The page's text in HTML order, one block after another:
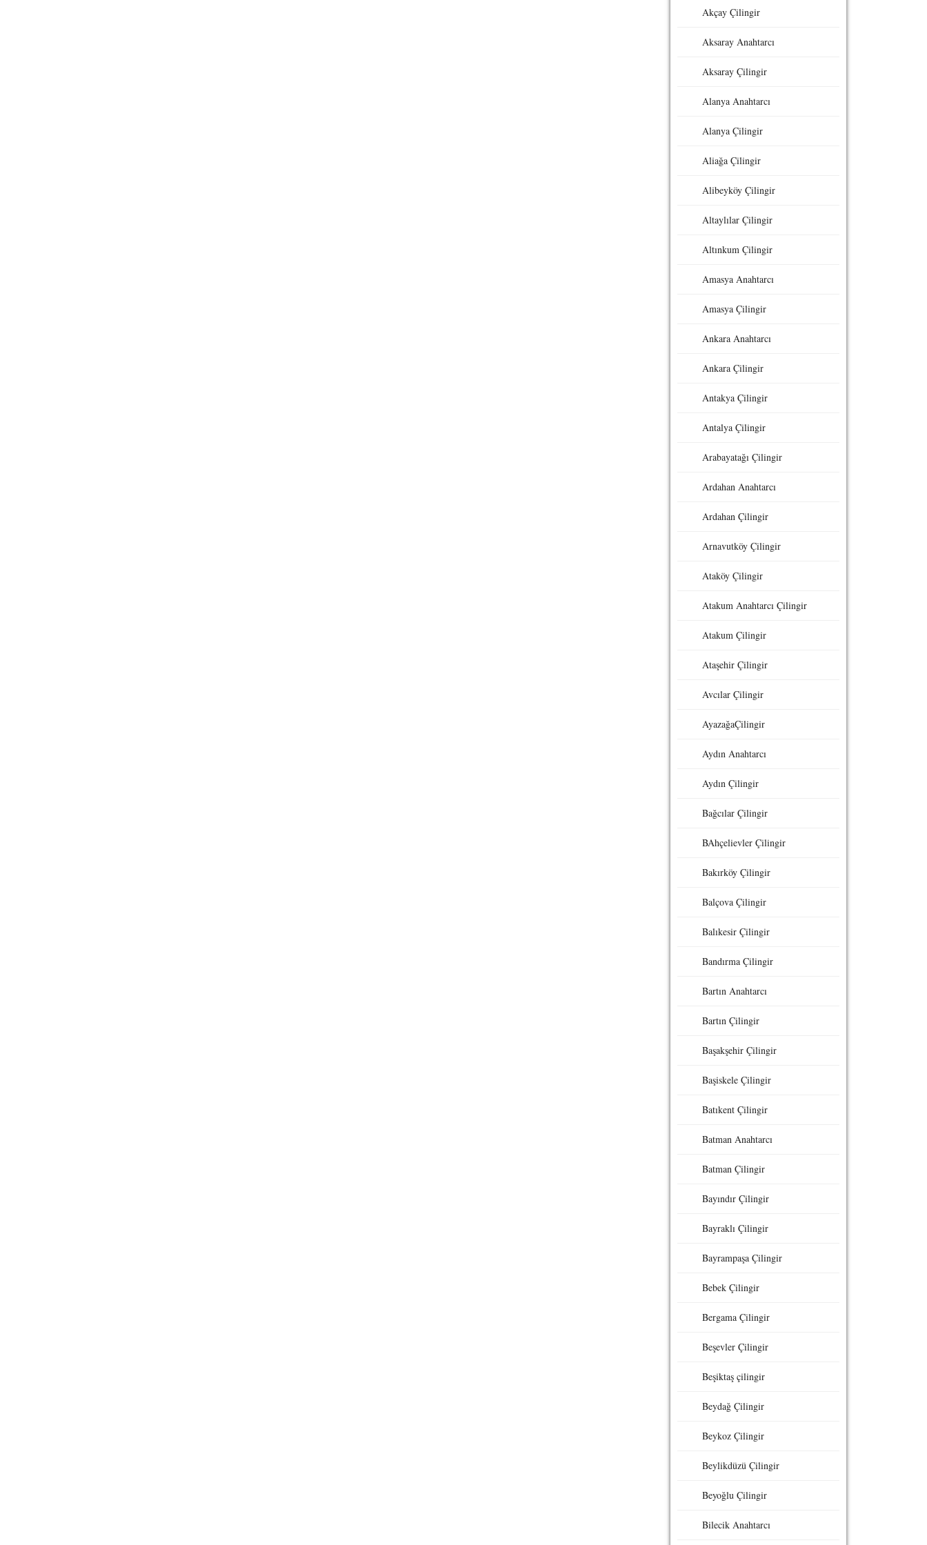
Akçay Çilingir
Aksaray Anahtarcı
Aksaray Çilingir
Alanya Anahtarcı
Alanya Çilingir
Aliağa Çilingir
Alibeyköy Çilingir
Altaylılar Çilingir
Altınkum Çilingir
Amasya Anahtarcı
Amasya Çilingir
Ankara Anahtarcı
Ankara Çilingir
Antakya Çilingir
Antalya Çilingir
Arabayatağı Çilingir
Ardahan Anahtarcı
Ardahan Çilingir
Arnavutköy Çilingir
Ataköy Çilingir
Atakum Anahtarcı Çilingir
Atakum Çilingir
Ataşehir Çilingir
Avcılar Çilingir
AyazağaÇilingir
Aydın Anahtarcı
Aydın Çilingir
Bağcılar Çilingir
BAhçelievler Çilingir
Bakırköy Çilingir
Balçova Çilingir
Balıkesir Çilingir
Bandırma Çilingir
Bartın Anahtarcı
Bartın Çilingir
Başakşehir Çilingir
Başiskele Çilingir
Batıkent Çilingir
Batman Anahtarcı
Batman Çilingir
Bayındır Çilingir
Bayraklı Çilingir
Bayrampaşa Çilingir
Bebek Çilingir
Bergama Çilingir
Beşevler Çilingir
Beşiktaş çilingir
Beydağ Çilingir
Beykoz Çilingir
Beylikdüzü Çilingir
Beyoğlu Çilingir
Bilecik Anahtarcı